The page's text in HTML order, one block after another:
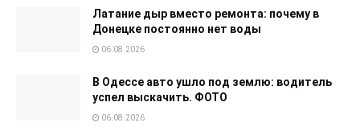
Латание дыр вместо ремонта: почему в
Донецке постоянно нет воды
06.08.2026
В Одессе авто ушло под землю: водитель
успел выскачить. ФОТО
06.08.2026